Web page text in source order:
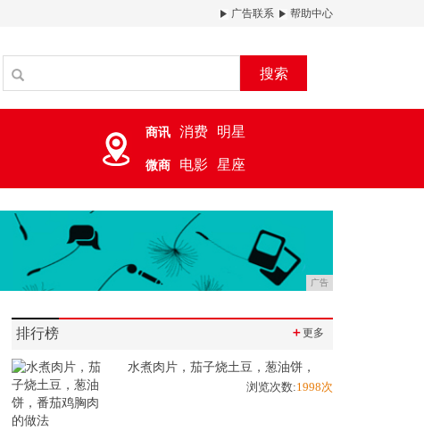
广告联系 帮助中心
搜索
商讯 消费 明星
微商 电影 星座
广告
排行榜 ＋更多
水煮肉片，茄子烧土豆，葱油饼，
浏览次数:1998次